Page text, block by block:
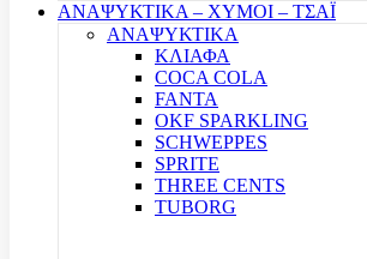
ΑΝΑΨΥΚΤΙΚΑ – ΧΥΜΟΙ – ΤΣΑΪ
ΑΝΑΨΥΚΤΙΚΑ
ΚΛΙΑΦΑ
COCA COLA
FANTA
OKF SPARKLING
SCHWEPPES
SPRITE
THREE CENTS
TUBORG